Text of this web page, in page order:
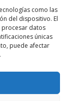
como las
del dispositivo. El
procesar datos
únicas
puede afectar
cookies